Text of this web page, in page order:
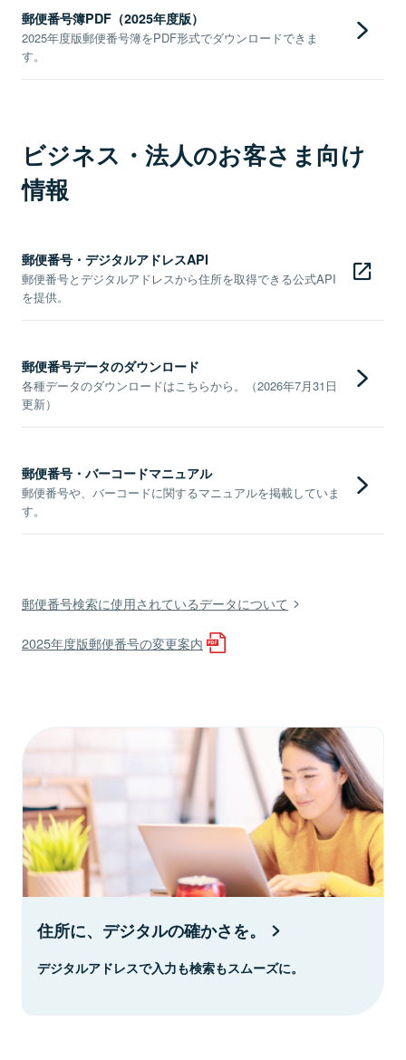
郵便番号簿PDF（2025年度版）
2025年度版郵便番号簿をPDF形式でダウンロードできま
す。
ビジネス・法人のお客さま向け
情報
郵便番号・デジタルアドレスAPI
郵便番号とデジタルアドレスから住所を取得できる公式API
を提供。
郵便番号データのダウンロード
各種データのダウンロードはこちらから。（2026年7月31日
更新）
郵便番号・バーコードマニュアル
郵便番号や、バーコードに関するマニュアルを掲載していま
す。
郵便番号検索に使用されているデータについて
2025年度版郵便番号の変更案内
住所に、デジタルの確かさを。
デジタルアドレスで入力も検索もスムーズに。